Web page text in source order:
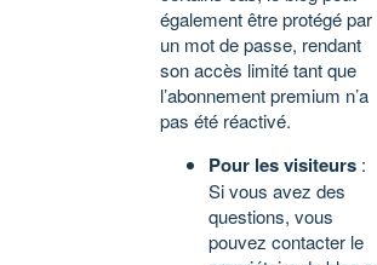
également être protégé par
un mot de passe, rendant
son accès limité tant que
l’abonnement premium n’a
pas été réactivé.
Pour les visiteurs :
Si vous avez des
questions, vous
pouvez contacter le